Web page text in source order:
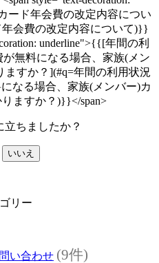
ード年会費の改定内容につい
会費の改定内容について)}}
underline">{{[年間の利
無料になる場合、家族(メン
すか？](#q=年間の利用状況
なる場合、家族(メンバー)カ
ますか？)}}</span>
立ちましたか？
いいえ
リー
い合わせ (9件)